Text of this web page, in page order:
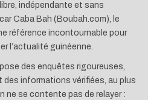
indépendante et sans
Caba Bah (Boubah.com), le
référence incontournable pour
l’actualité guinéenne.
des enquêtes rigoureuses,
informations vérifiées, au plus
ne se contente pas de relayer :